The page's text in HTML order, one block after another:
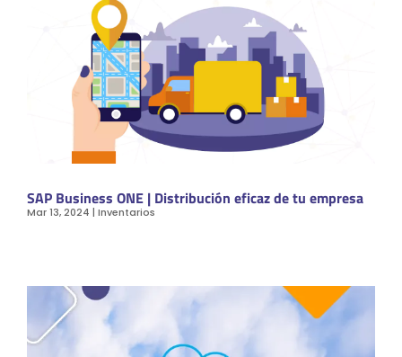
SAP Business ONE | Distribución eficaz de tu empresa
Mar 13, 2024 |Inventarios